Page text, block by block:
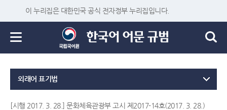
이 누리집은 대한민국 공식 전자정부 누리집입니다.
외래어 표기법
[시행 2017. 3. 28.] 문화체육관광부 고시 제2017-14호(2017. 3. 28.)